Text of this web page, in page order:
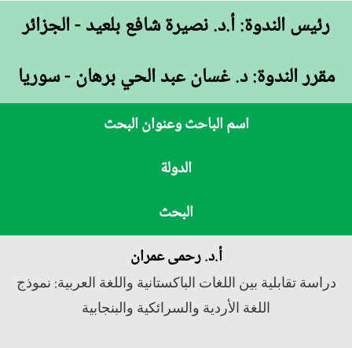
رئيس الندوة: أ.د. نصيرة شافع بلعيد - الجزائر
مقرر الندوة: د. غسان عبد الحي برهان - سوريا
اسم الباحث وعنوان البحث
الدولة
البحث
أ.د. رحمى عمران
دراسة تقابلية بين اللغات الباكستانية واللغة العربية: نموذج
اللغة الأردية والسرائكية والبنجابية